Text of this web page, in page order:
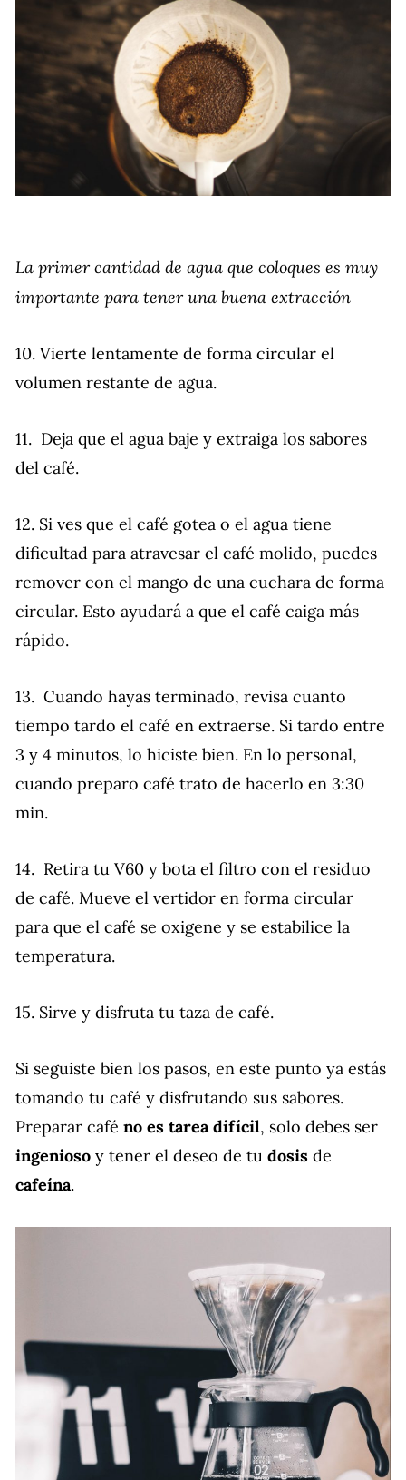
La primer cantidad de agua que coloques es muy
importante para tener una buena extracción
10. Vierte lentamente de forma circular el
volumen restante de agua.
11. Deja que el agua baje y extraiga los sabores
del café.
12. Si ves que el café gotea o el agua tiene
dificultad para atravesar el café molido, puedes
remover con el mango de una cuchara de forma
circular. Esto ayudará a que el café caiga más
rápido.
13. Cuando hayas terminado, revisa cuanto
tiempo tardo el café en extraerse. Si tardo entre
3 y 4 minutos, lo hiciste bien. En lo personal,
cuando preparo café trato de hacerlo en 3:30
min.
14. Retira tu V60 y bota el filtro con el residuo
de café. Mueve el vertidor en forma circular
para que el café se oxigene y se estabilice la
temperatura.
15. Sirve y disfruta tu taza de café.
Si seguiste bien los pasos, en este punto ya estás
tomando tu café y disfrutando sus sabores.
Preparar café no es tarea difícil, solo debes ser
ingenioso y tener el deseo de tu dosis de
cafeína.